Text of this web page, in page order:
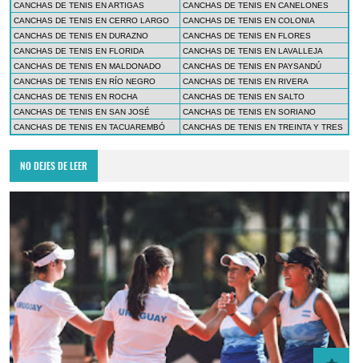
CANCHAS DE TENIS EN ARTIGAS
CANCHAS DE TENIS EN CANELONES
CANCHAS DE TENIS EN CERRO LARGO
CANCHAS DE TENIS EN COLONIA
CANCHAS DE TENIS EN DURAZNO
CANCHAS DE TENIS EN FLORES
CANCHAS DE TENIS EN FLORIDA
CANCHAS DE TENIS EN LAVALLEJA
CANCHAS DE TENIS EN MALDONADO
CANCHAS DE TENIS EN PAYSANDÚ
CANCHAS DE TENIS EN RÍO NEGRO
CANCHAS DE TENIS EN RIVERA
CANCHAS DE TENIS EN ROCHA
CANCHAS DE TENIS EN SALTO
CANCHAS DE TENIS EN SAN JOSÉ
CANCHAS DE TENIS EN SORIANO
CANCHAS DE TENIS EN TACUAREMBÓ
CANCHAS DE TENIS EN TREINTA Y TRES
NO DEJES DE LEER